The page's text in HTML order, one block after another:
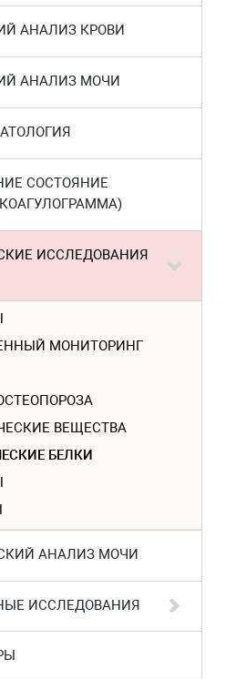
АНАЛИЗ КРОВИ
АНАЛИЗ МОЧИ
СОСТОЯНИЕ
ИССЛЕДОВАНИЯ
МОНИТОРИНГ
ВЕЩЕСТВА
БЕЛКИ
АНАЛИЗ МОЧИ
ИССЛЕДОВАНИЯ